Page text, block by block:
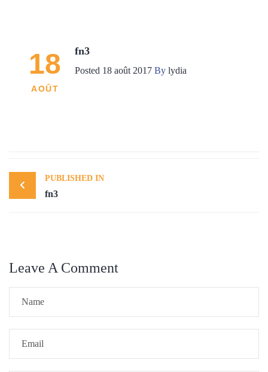
18
AOÛT
fn3
Posted 18 août 2017 By lydia
Post
navigation
PUBLISHED IN
fn3
Leave A Comment